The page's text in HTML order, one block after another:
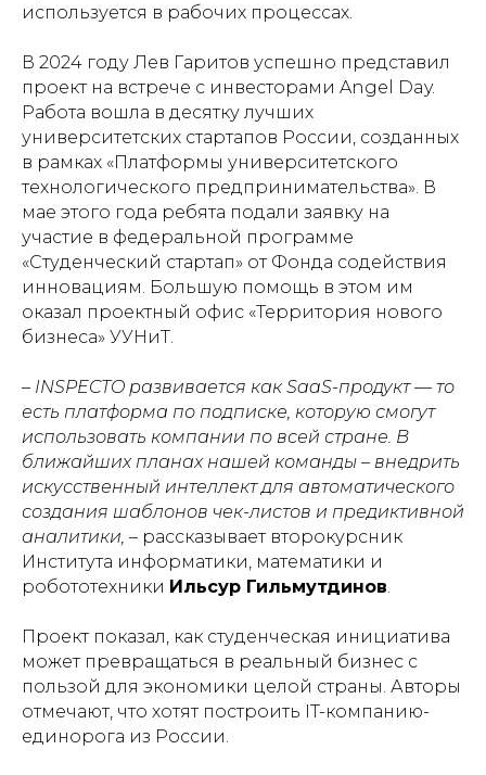
используется в рабочих процессах.
В 2024 году Лев Гаритов успешно представил
проект на встрече с инвесторами Angel Day.
Работа вошла в десятку лучших
университетских стартапов России, созданных
в рамках «Платформы университетского
технологического предпринимательства». В
мае этого года ребята подали заявку на
участие в федеральной программе
«Студенческий стартап» от Фонда содействия
инновациям. Большую помощь в этом им
оказал проектный офис «Территория нового
бизнеса» УУНиТ.
– INSPECTO развивается как SaaS-продукт — то
есть платформа по подписке, которую смогут
использовать компании по всей стране. В
ближайших планах нашей команды – внедрить
искусственный интеллект для автоматического
создания шаблонов чек-листов и предиктивной
аналитики, – рассказывает второкурсник
Института информатики, математики и
робототехники Ильсур Гильмутдинов.
Проект показал, как студенческая инициатива
может превращаться в реальный бизнес с
пользой для экономики целой страны. Авторы
отмечают, что хотят построить IT-компанию-
единорога из России.